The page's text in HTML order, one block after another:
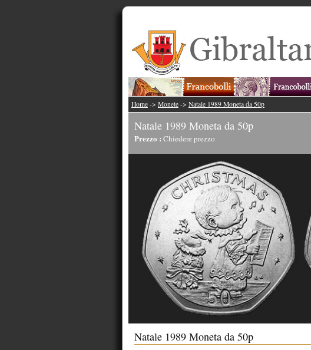
Home -> Monete -> Natale 1989 Moneta da 50p
Natale 1989 Moneta da 50p
Prezzo : Chiedere prezzo
Natale 1989 Moneta da 50p